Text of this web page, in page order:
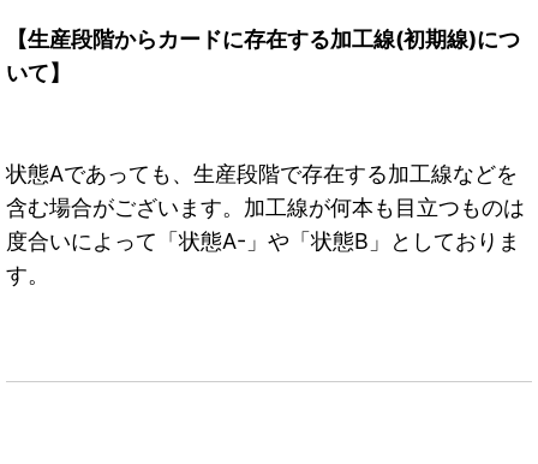
【生産段階からカードに存在する加工線(初期線)につ
いて】
状態Aであっても、生産段階で存在する加工線などを
含む場合がございます。加工線が何本も目立つものは
度合いによって「状態A-」や「状態B」としておりま
す。